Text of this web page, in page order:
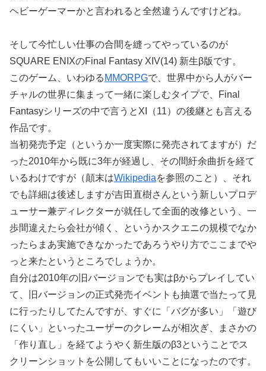
ヘビーゲーマーかと言われると全然違うんですけどね。
そして今忙しい仕事の合間を縫ってやっているのが
SQUARE ENIXのFinal Fantasy XIV(14) 新生β版です。
このゲーム、いわゆる MMORPGで、世界中から人がバー
チャルの世界に集まって一緒に楽しむタイプで、Final
Fantasyシリーズの中で言うとXI（11）の後継とも言える
作品です。
当初発売予定（というか一度実際に発売されてますが）だ
った2010年から既に3年が経過し、その間紆余曲折を経て
いるわけですが（顛末はWikipediaを参照のこと）、それ
でも詳細は後述しますが吉田直樹さんという新しいプロデ
ューサー兼ディレクターが就任して全面的改修という、一
歩間違えたら会社が傾く、というかスクエニの規模でなか
ったらまあ実施できなかったであろうやり方でここまでや
っと来たというところでしょうか。
自分は2010年の旧バージョンでも実はβからプレイしてい
て、旧バージョンの正式発売イベントも抽選で当たって見
に行ったりしてたんですが、すぐに「バグが多い」「遊び
にくい」といったユーザーのクレームが相次ぎ、まさかの
「作り直し」を経てようやく新生版のβ3ということでス
クリーンショットを公開してもいいことになったのです。